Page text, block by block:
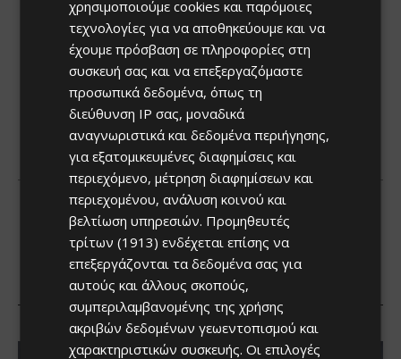
χρησιμοποιούμε cookies και παρόμοιες
τεχνολογίες για να αποθηκεύουμε και να
έχουμε πρόσβαση σε πληροφορίες στη
συσκευή σας και να επεξεργαζόμαστε
προσωπικά δεδομένα, όπως τη
διεύθυνση IP σας, μοναδικά
αναγνωριστικά και δεδομένα περιήγησης,
για εξατομικευμένες διαφημίσεις και
περιεχόμενο, μέτρηση διαφημίσεων και
περιεχομένου, ανάλυση κοινού και
βελτίωση υπηρεσιών. Προμηθευτές
τρίτων (1913) ενδέχεται επίσης να
επεξεργάζονται τα δεδομένα σας για
αυτούς και άλλους σκοπούς,
συμπεριλαμβανομένης της χρήσης
ακριβών δεδομένων γεωεντοπισμού και
χαρακτηριστικών συσκευής. Οι επιλογές